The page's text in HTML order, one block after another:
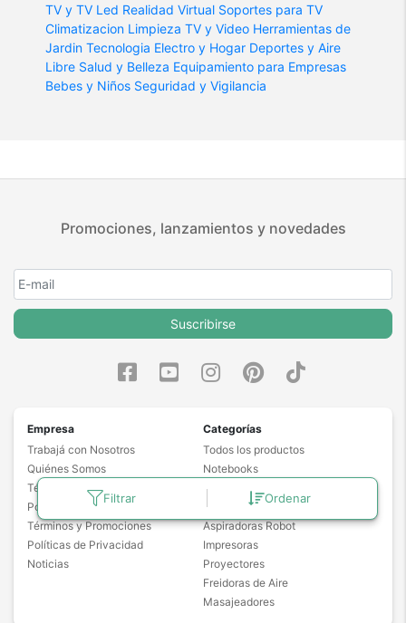
Filtrar Ordenar
TV y TV Led Realidad Virtual Soportes para TV
Climatizacion Limpieza TV y Video Herramientas de
Jardin Tecnologia Electro y Hogar Deportes y Aire
Libre Salud y Belleza Equipamiento para Empresas
Bebes y Niños Seguridad y Vigilancia
Promociones, lanzamientos y novedades
Suscribirse
Empresa
Trabajá con Nosotros
Quiénes Somos
Términos y Condiciones
Políticas de Garantía
Términos y Promociones
Políticas de Privacidad
Noticias
Categorías
Todos los productos
Notebooks
Drones
Cámaras de Seguridad
Aspiradoras Robot
Impresoras
Proyectores
Freidoras de Aire
Masajeadores